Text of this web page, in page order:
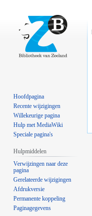
Hoofdpagina
Recente wijzigingen
Willekeurige pagina
Hulp met MediaWiki
Speciale pagina's
Hulpmiddelen
Verwijzingen naar deze
pagina
Gerelateerde wijzigingen
Afdrukversie
Permanente koppeling
Paginagegevens